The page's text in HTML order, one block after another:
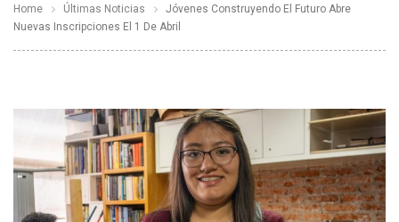
Home Últimas Noticias
Jóvenes Construyendo El Futuro Abre
Nuevas Inscripciones El 1 De Abril